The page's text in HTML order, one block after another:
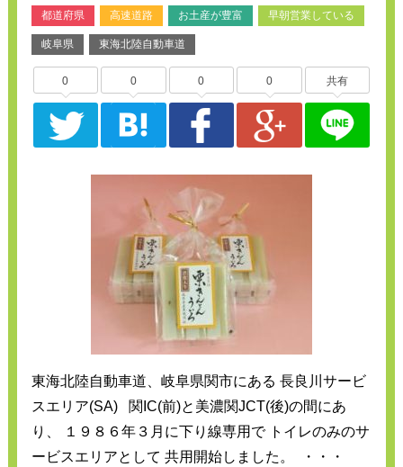
都道府県 高速道路 お土産が豊富 早朝営業している
岐阜県 東海北陸自動車道
0 0 0 0 共有
東海北陸自動車道、岐阜県関市にある 長良川サービ
スエリア(SA) 関IC(前)と美濃関JCT(後)の間にあ
り、 １９８６年３月に下り線専用で トイレのみのサ
ービスエリアとして 共用開始しました。 ・・・